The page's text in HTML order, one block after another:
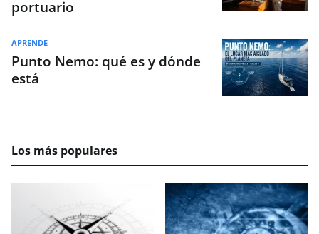
portuario
APRENDE
Punto Nemo: qué es y dónde
está
Los más populares